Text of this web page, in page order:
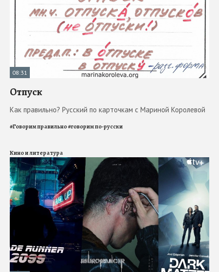
08:31
Отпуск
Как правильно? Русский по карточкам с Мариной Королевой
#Говорим правильно#говорим по-русски
Кино и литература